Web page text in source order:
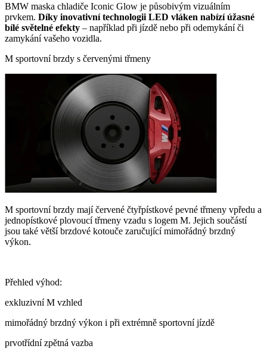
BMW maska chladiče Iconic Glow je působivým vizuálním
prvkem. Díky inovativní technologii LED vláken nabízí úžasné
bílé světelné efekty – například při jízdě nebo při odemykání či
zamykání vašeho vozidla.
M sportovní brzdy s červenými třmeny
M sportovní brzdy mají červené čtyřpístkové pevné třmeny vpředu a
jednopístkové plovoucí třmeny vzadu s logem M. Jejich součástí
jsou také větší brzdové kotouče zaručující mimořádný brzdný
výkon.
Přehled výhod:
exkluzivní M vzhled
mimořádný brzdný výkon i při extrémně sportovní jízdě
prvotřídní zpětná vazba